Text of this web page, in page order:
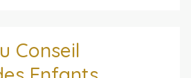
Conseil